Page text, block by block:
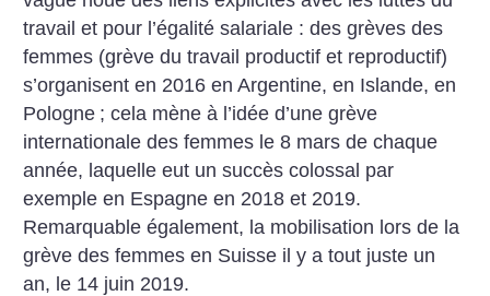
travail et pour l’égalité salariale : des grèves des
femmes (grève du travail productif et reproductif)
s’organisent en 2016 en Argentine, en Islande, en
Pologne ; cela mène à l’idée d’une grève
internationale des femmes le 8 mars de chaque
année, laquelle eut un succès colossal par
exemple en Espagne en 2018 et 2019.
Remarquable également, la mobilisation lors de la
grève des femmes en Suisse il y a tout juste un
an, le 14 juin 2019.